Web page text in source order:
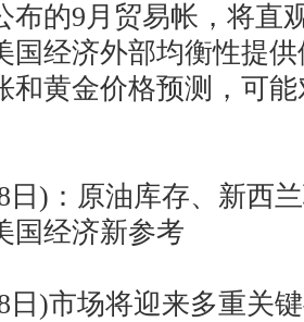
的9月贸易帐，将直
国经济外部均衡性提
和黄金价格预测，可
)：原油库存、新西兰
国经济新参考
)市场将迎来多重关键